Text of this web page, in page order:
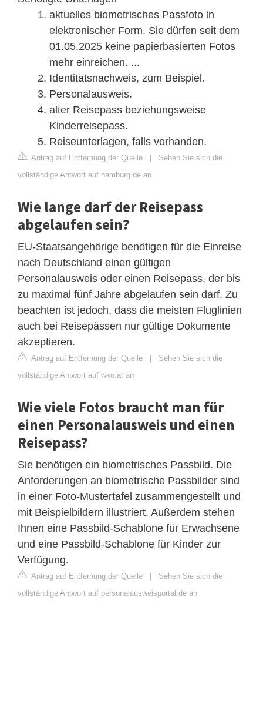
aktuelles biometrisches Passfoto in
elektronischer Form. Sie dürfen seit dem
01.05.2025 keine papierbasierten Fotos
mehr einreichen. ...
Identitätsnachweis, zum Beispiel.
Personalausweis.
alter Reisepass beziehungsweise
Kinderreisepass.
Reiseunterlagen, falls vorhanden.
Antrag auf Entfernung der Quelle | Sehen Sie sich die
vollständige Antwort auf hamburg.de an
Wie lange darf der Reisepass
abgelaufen sein?
EU-Staatsangehörige benötigen für die Einreise
nach Deutschland einen gültigen
Personalausweis oder einen Reisepass, der bis
zu maximal fünf Jahre abgelaufen sein darf. Zu
beachten ist jedoch, dass die meisten Fluglinien
auch bei Reisepässen nur gültige Dokumente
akzeptieren.
Antrag auf Entfernung der Quelle | Sehen Sie sich die
vollständige Antwort auf wko.at an
Wie viele Fotos braucht man für
einen Personalausweis und einen
Reisepass?
Sie benötigen ein biometrisches Passbild. Die
Anforderungen an biometrische Passbilder sind
in einer Foto-Mustertafel zusammengestellt und
mit Beispielbildern illustriert. Außerdem stehen
Ihnen eine Passbild-Schablone für Erwachsene
und eine Passbild-Schablone für Kinder zur
Verfügung.
Antrag auf Entfernung der Quelle | Sehen Sie sich die
vollständige Antwort auf personalausweisportal.de an